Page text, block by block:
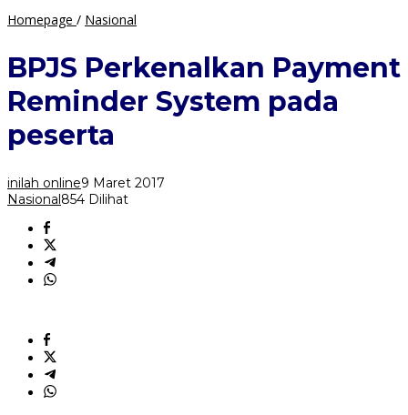
Homepage / Nasional
Payment
Reminder
System
pada
BPJS Perkenalkan Payment
Reminder System pada
peserta
inilah online9 Maret 2017
Nasional854 Dilihat